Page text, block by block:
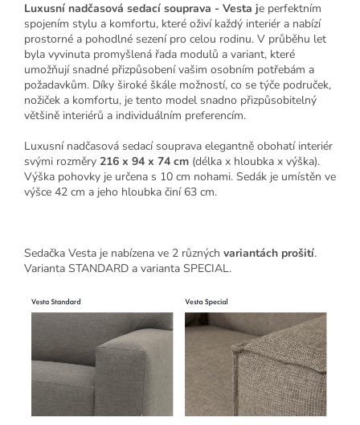
Luxusní nadčasová sedací souprava - Vesta je perfektním
spojením stylu a komfortu, které oživí každý interiér a nabízí
prostorné a pohodlné sezení pro celou rodinu. V průběhu let
byla vyvinuta promyšlená řada modulů a variant, které
umožňují snadné přizpůsobení vašim osobním potřebám a
požadavkům. Díky široké škále možností, co se týče područek,
nožiček a komfortu, je tento model snadno přizpůsobitelný
většině interiérů a individuálním preferencím.
Luxusní nadčasová sedací souprava elegantně obohatí interiér
svými rozměry 216 x 94 x 74 cm (délka x hloubka x výška).
Výška pohovky je určena s 10 cm nohami. Sedák je umístěn ve
výšce 42 cm a jeho hloubka činí 63 cm.
Sedačka Vesta je nabízena ve 2 různých variantách prošití.
Varianta STANDARD a varianta SPECIAL.